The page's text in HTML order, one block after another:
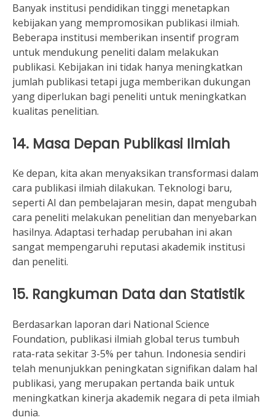
Banyak institusi pendidikan tinggi menetapkan
kebijakan yang mempromosikan publikasi ilmiah.
Beberapa institusi memberikan insentif program
untuk mendukung peneliti dalam melakukan
publikasi. Kebijakan ini tidak hanya meningkatkan
jumlah publikasi tetapi juga memberikan dukungan
yang diperlukan bagi peneliti untuk meningkatkan
kualitas penelitian.
14. Masa Depan Publikasi Ilmiah
Ke depan, kita akan menyaksikan transformasi dalam
cara publikasi ilmiah dilakukan. Teknologi baru,
seperti AI dan pembelajaran mesin, dapat mengubah
cara peneliti melakukan penelitian dan menyebarkan
hasilnya. Adaptasi terhadap perubahan ini akan
sangat mempengaruhi reputasi akademik institusi
dan peneliti.
15. Rangkuman Data dan Statistik
Berdasarkan laporan dari National Science
Foundation, publikasi ilmiah global terus tumbuh
rata-rata sekitar 3-5% per tahun. Indonesia sendiri
telah menunjukkan peningkatan signifikan dalam hal
publikasi, yang merupakan pertanda baik untuk
meningkatkan kinerja akademik negara di peta ilmiah
dunia.